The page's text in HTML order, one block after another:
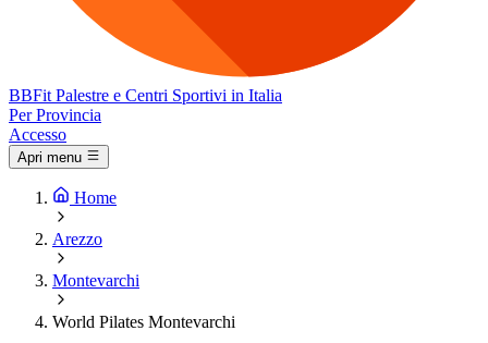
BBFit Palestre e Centri Sportivi in Italia
Per Provincia
Accesso
Apri menu
Home
Arezzo
Montevarchi
World Pilates Montevarchi